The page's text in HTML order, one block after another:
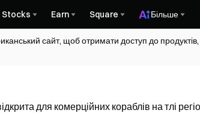
Stocks Earn Square Більше
сайт, щоб отримати доступ до
для комерційних кораблів на тлі